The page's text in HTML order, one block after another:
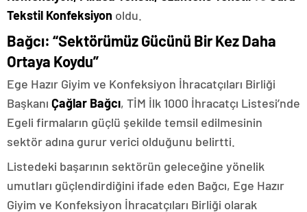
Tekstil Konfeksiyon oldu.
Bağcı: “Sektörümüz Gücünü Bir Kez Daha
Ortaya Koydu”
Ege Hazır Giyim ve Konfeksiyon İhracatçıları Birliği
Başkanı Çağlar Bağcı, TİM İlk 1000 İhracatçı Listesi’nde
Egeli firmaların güçlü şekilde temsil edilmesinin
sektör adına gurur verici olduğunu belirtti.
Listedeki başarının sektörün geleceğine yönelik
umutları güçlendirdiğini ifade eden Bağcı, Ege Hazır
Giyim ve Konfeksiyon İhracatçıları Birliği olarak